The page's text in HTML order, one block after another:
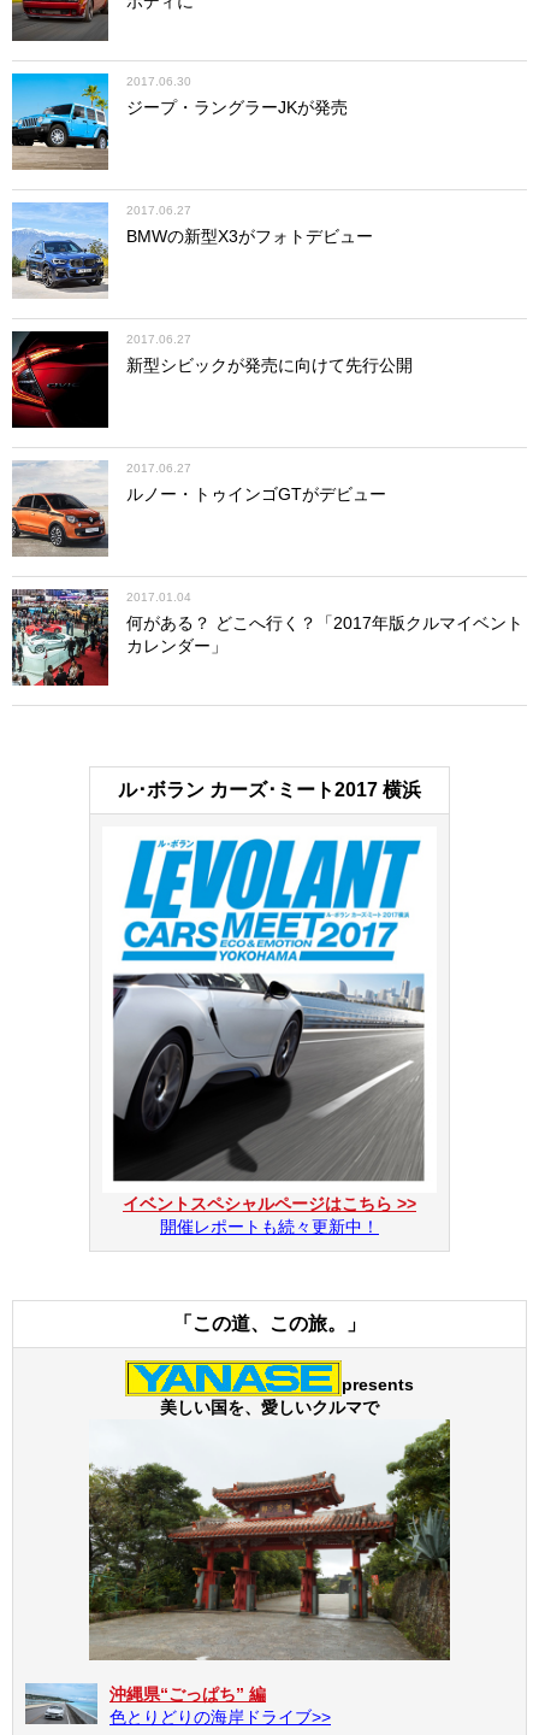
2017.06.30
ジープ・ラングラーJKが発売
2017.06.27
BMWの新型X3がフォトデビュー
2017.06.27
新型シビックが発売に向けて先行公開
2017.06.27
ルノー・トゥインゴGTがデビュー
2017.01.04
何がある？ どこへ行く？「2017年版クルマイベント
カレンダー」
ル･ボラン カーズ･ミート2017 横浜
イベントスペシャルページはこちら >>
開催レポートも続々更新中！
「この道、この旅。」
presents
美しい国を、愛しいクルマで
沖縄県“ごっぱち” 編
色とりどりの海岸ドライブ>>